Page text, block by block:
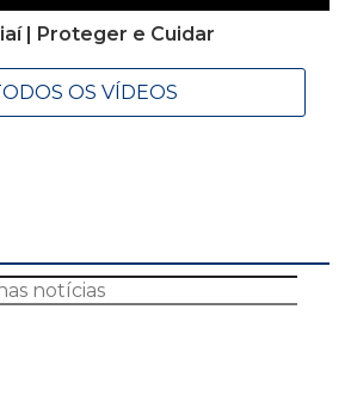
| Proteger e Cuidar
OS VÍDEOS